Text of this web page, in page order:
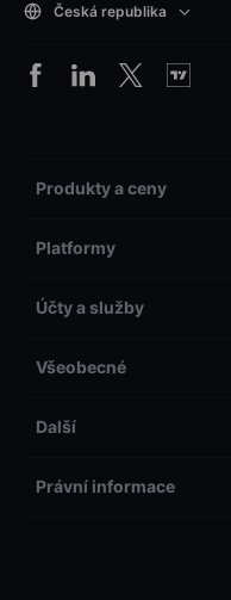
Česká republika
Produkty a ceny
Platformy
Účty a služby
Všeobecné
Další
Právní informace